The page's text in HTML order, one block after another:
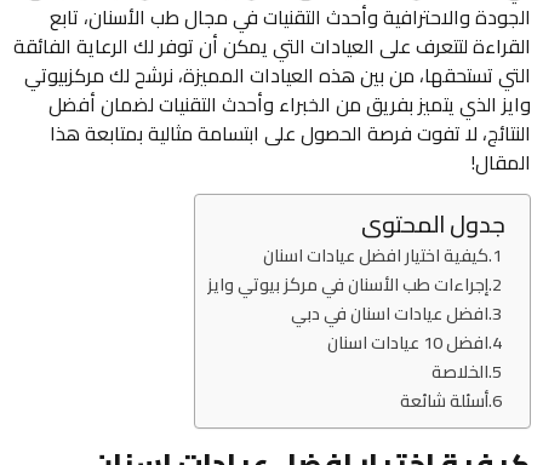
الجودة والاحترافية وأحدث التقنيات في مجال طب الأسنان، تابع
القراءة لتتعرف على العيادات التي يمكن أن توفر لك الرعاية الفائقة
التي تستحقها، من بين هذه العيادات المميزة، نرشح لك مركزبيوتي
وايز الذي يتميز بفريق من الخبراء وأحدث التقنيات لضمان أفضل
النتائج، لا تفوت فرصة الحصول على ابتسامة مثالية بمتابعة هذا
المقال!
جدول المحتوى
كيفية اختيار افضل عيادات اسنان
إجراءات طب الأسنان في مركز بيوتي وايز
افضل عيادات اسنان في دبي
افضل 10 عيادات اسنان
الخلاصة
أسئلة شائعة